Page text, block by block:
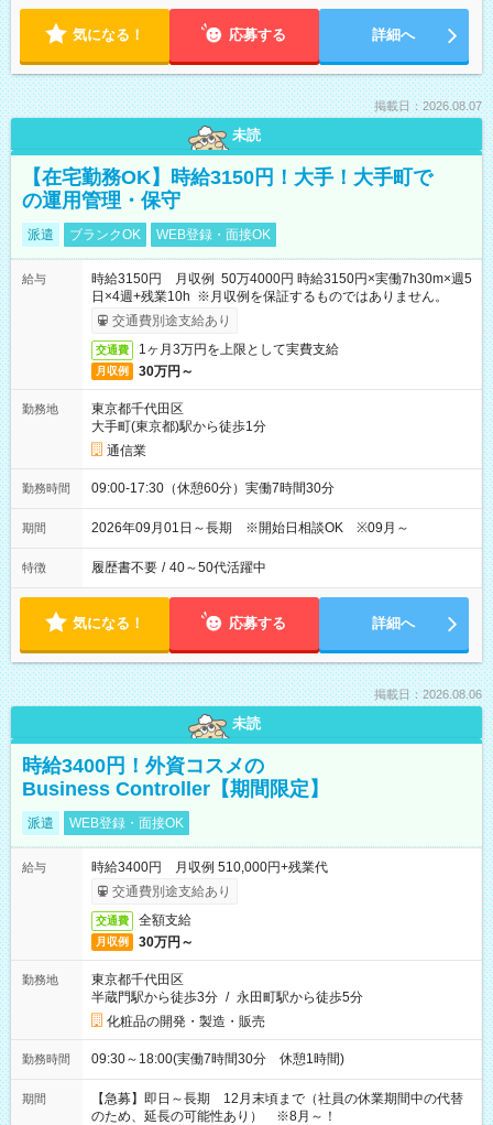
気になる！ 応募する 詳細へ
掲載日：2026.08.07
未読
【在宅勤務OK】時給3150円！大手！大手町で
の運用管理・保守
派遣 ブランクOK WEB登録・面接OK
給与
時給3150円 月収例 50万4000円 時給3150円×実働7h30m×週5
日×4週+残業10h ※月収例を保証するものではありません。
交通費別途支給あり
交通費 1ヶ月3万円を上限として実費支給
月収例 30万円～
勤務地
東京都千代田区
大手町(東京都)駅から徒歩1分
通信業
勤務時間 09:00-17:30（休憩60分）実働7時間30分
期間 2026年09月01日～長期 ※開始日相談OK ※09月～
特徴 履歴書不要 / 40～50代活躍中
気になる！ 応募する 詳細へ
掲載日：2026.08.06
未読
時給3400円！外資コスメの
Business Controller【期間限定】
派遣 WEB登録・面接OK
給与
時給3400円 月収例 510,000円+残業代
交通費別途支給あり
交通費 全額支給
月収例 30万円～
勤務地
東京都千代田区
半蔵門駅から徒歩3分 / 永田町駅から徒歩5分
化粧品の開発・製造・販売
勤務時間 09:30～18:00(実働7時間30分 休憩1時間)
期間
【急募】即日～長期 12月末頃まで（社員の休業期間中の代替
のため、延長の可能性あり） ※8月～！